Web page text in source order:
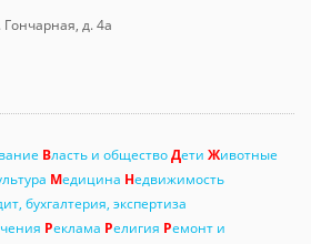
Гончарная, д. 4а
Власть и обществоДети Животные
Медицина Недвижимость
бухгалтерия, экспертиза
Реклама Религия Ремонт и